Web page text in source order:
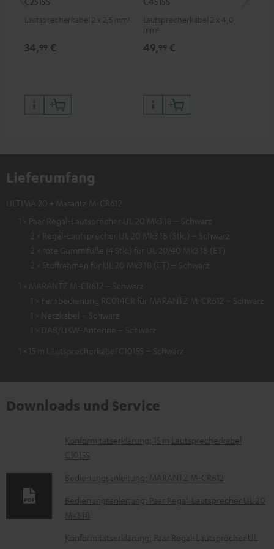
Lautsprecherkabel 2 x 2,5 mm²
34,99 €
Lautsprecherkabel 2 x 4,0
mm²
49,99 €
Lieferumfang
ULTIMA 20 + Marantz M-CR612
1 × Paar Regal-Lautsprecher UL 20 Mk3 18 – Schwarz
2 × Regal-Lautsprecher UL 20 Mk3 18 (Stk.) – Schwarz
2 × rote Gummifüße (4 Stk.) für UL 20/40 Mk3 18 (ET)
2 × Stoffrahmen für UL 20 Mk3 18 (ET) – Schwarz
1 × MARANTZ M-CR612 – Schwarz
1 × Fernbedienung RC014CR für MARANTZ M-CR612 – Schwarz
1 × Netzkabel – Schwarz
1 × DAB/UKW-Antenne – Schwarz
1 × 15 m Lautsprecherkabel C1015S – Schwarz
Downloads und Service
D
o
k
u
m
Konformitätserklärung: 15 m Lautsprecherkabel
C1015S
Bedienungsanleitung: MARANTZ M-CR612
Bedienungsanleitung: Paar Regal-Lautsprecher UL 20
Mk3 18
Konformitätserklärung: Paar Regal-Lautsprecher UL